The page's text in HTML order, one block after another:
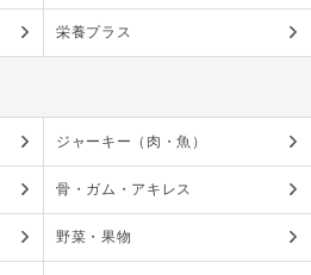
栄養プラス
ジャーキー（肉・魚）
骨・ガム・アキレス
野菜・果物